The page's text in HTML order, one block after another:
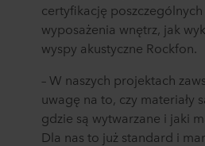
certyfikację
wyposażenia wnętrz, jak
wyspy akustyczne Rockfon.
– W naszych projektach
uwagę na to, czy materiały
gdzie są wytwarzane i jaki
Dla nas to już standard i